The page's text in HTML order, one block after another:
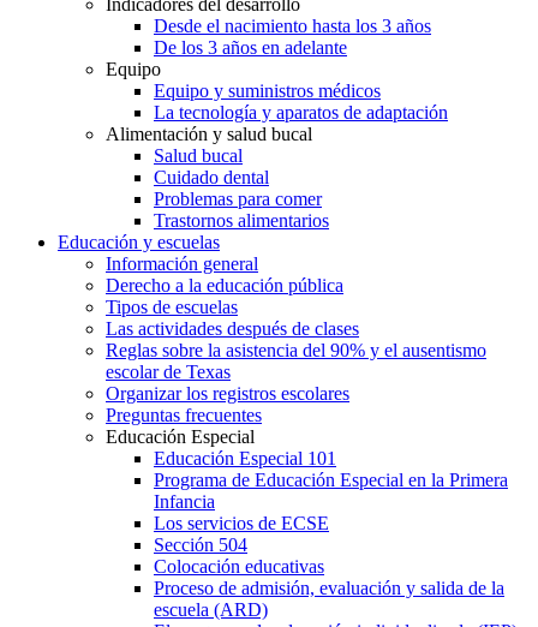
Desde el nacimiento hasta los 3 años
De los 3 años en adelante
Equipo
Equipo y suministros médicos
La tecnología y aparatos de adaptación
Alimentación y salud bucal
Salud bucal
Cuidado dental
Problemas para comer
Trastornos alimentarios
Educación y escuelas
Información general
Derecho a la educación pública
Tipos de escuelas
Las actividades después de clases
Reglas sobre la asistencia del 90% y el ausentismo
escolar de Texas
Organizar los registros escolares
Preguntas frecuentes
Educación Especial
Educación Especial 101
Programa de Educación Especial en la Primera
Infancia
Los servicios de ECSE
Sección 504
Colocación educativas
Proceso de admisión, evaluación y salida de la
escuela (ARD)